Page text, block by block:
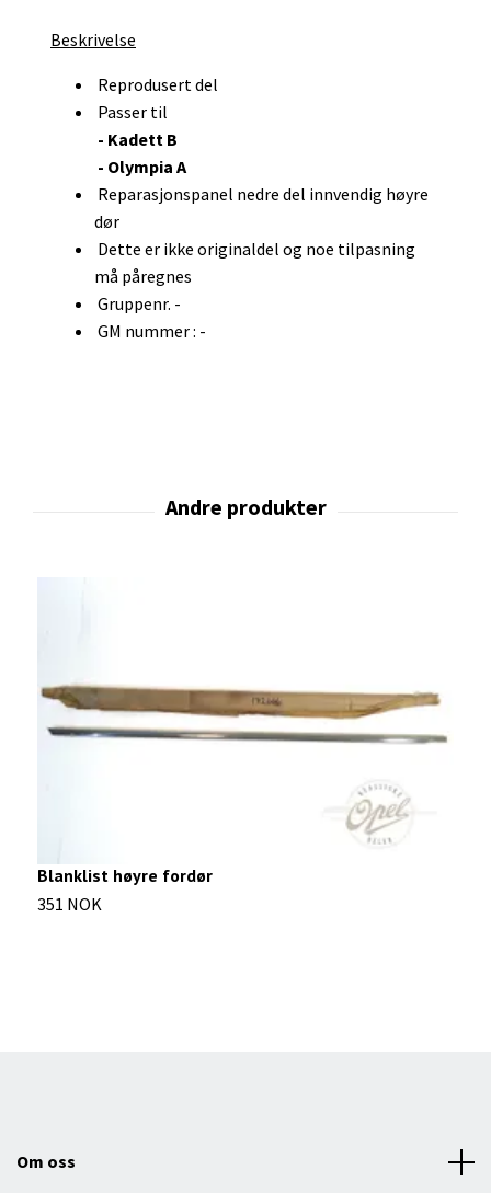
Beskrivelse
Reprodusert del
Passer til
- Kadett B
- Olympia A
Reparasjonspanel nedre del innvendig høyre
dør
Dette er ikke originaldel og noe tilpasning
må påregnes
Gruppenr. -
GM nummer : -
Blanklist høyre fordør
351 NOK
Om oss